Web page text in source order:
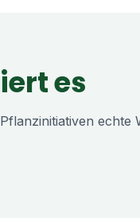
es
echte